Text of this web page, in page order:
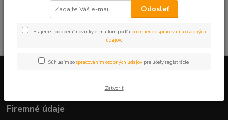
V tejto kategórii nebol nájdený žiadny tovar.
Firemné údaje a informácie
Firemné údaje
Odoslať
Prajem si odoberať novinky e-mailom podľa podmienok spracovania osobných
údajov.
Súhlasím sospracovaním osobných údajov pre účely registrácie.
Zatvoriť